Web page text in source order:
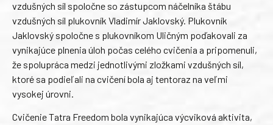
vzdušných síl spoločne so zástupcom náčelníka štábu
vzdušných síl plukovník Vladimír Jaklovský. Plukovník
Jaklovský spoločne s plukovníkom Uličným poďakovali za
vynikajúce plnenia úloh počas celého cvičenia a pripomenuli,
že spolupráca medzi jednotlivými zložkami vzdušných síl,
ktoré sa podieľali na cvičení bola aj tentoraz na veľmi
vysokej úrovni.
Cvičenie Tatra Freedom bola vynikajúca výcviková aktivita,